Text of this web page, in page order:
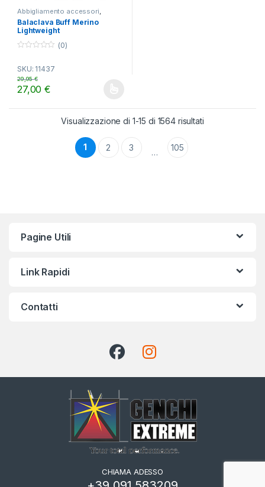
Abbigliamento accessori
TREKKING
Balaclava Buff Merino
Lightweight
u
t
o
f
(0)
SKU: 11437
27,00€
29,95€
Questo prodotto ha più varianti. Le opzioni possono essere
Visualizzazione di 1-15 di 1564 risultati
1 2 3 … 105
Pagine Utili
Link Rapidi
Contatti
CHIAMA ADESSO